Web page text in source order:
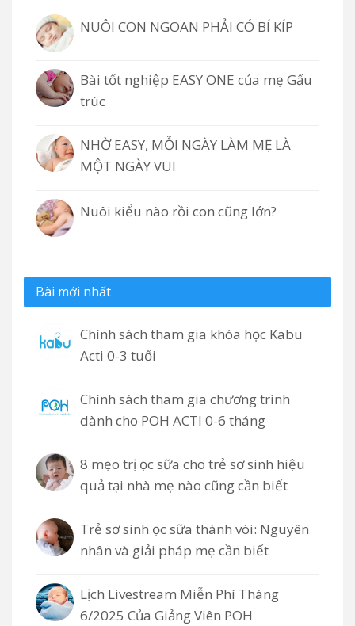
NUÔI CON NGOAN PHẢI CÓ BÍ KÍP
Bài tốt nghiệp EASY ONE của mẹ Gấu
trúc
NHỜ EASY, MỖI NGÀY LÀM MẸ LÀ
MỘT NGÀY VUI
Nuôi kiểu nào rồi con cũng lớn?
Bài mới nhất
Chính sách tham gia khóa học Kabu
Acti 0-3 tuổi
Chính sách tham gia chương trình
dành cho POH ACTI 0-6 tháng
8 mẹo trị ọc sữa cho trẻ sơ sinh hiệu
quả tại nhà mẹ nào cũng cần biết
Trẻ sơ sinh ọc sữa thành vòi: Nguyên
nhân và giải pháp mẹ cần biết
Lịch Livestream Miễn Phí Tháng
6/2025 Của Giảng Viên POH